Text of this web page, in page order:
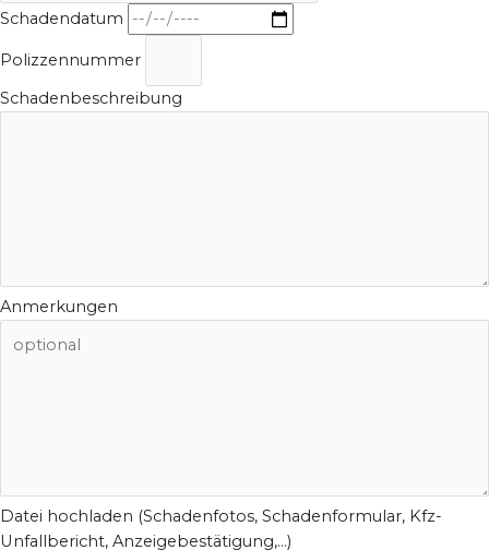
Schadendatum
Polizzennummer
Schadenbeschreibung
Anmerkungen
Datei hochladen (Schadenfotos, Schadenformular, Kfz-
Unfallbericht, Anzeigebestätigung,...)